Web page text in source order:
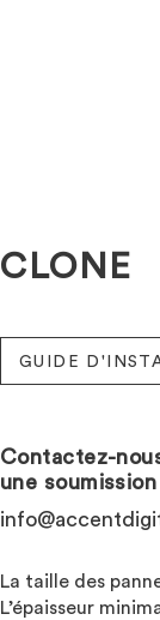
CLONE
GUIDE
Contactez-
une
La taille des
L’épaisseur